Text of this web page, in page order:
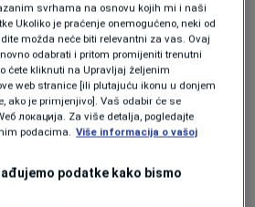
kao što je pao izvoz i
kretanja – rekao
da je inflacija u BiH u
14 pala na 6,1 posto, te se
stabilizaciji na tržištu i
svrhama na osnovu kojih mi i naši
Ukoliko je praćenje onemogućeno, neki od
možda neće biti relevantni za vas. Ovaj
odabrati i pritom promijeniti trenutni
ćete kliknuti na Upravljaj željenim
web stranice [ili plutajuću ikonu u donjem
ako je primjenjivo]. Vaš odabir će se
локација. Za više detalja, pogledajte
podacima. Više informacija o vašoj
podatke kako bismo